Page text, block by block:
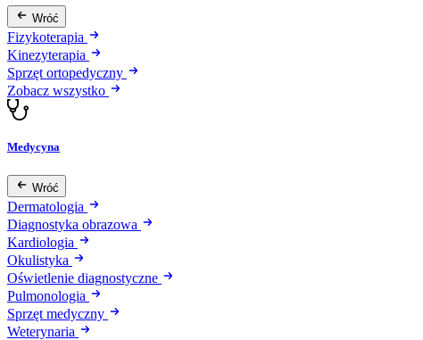
Wróć
Fizykoterapia
Kinezyterapia
Sprzęt ortopedyczny
Zobacz wszystko
Medycyna
Wróć
Dermatologia
Diagnostyka obrazowa
Kardiologia
Okulistyka
Oświetlenie diagnostyczne
Pulmonologia
Sprzęt medyczny
Weterynaria